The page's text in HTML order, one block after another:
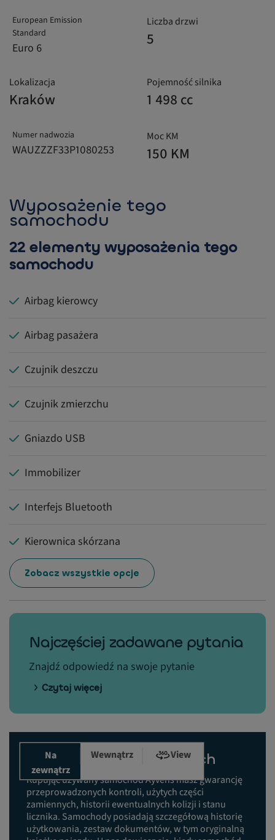
European Emission
Standard
Euro 6
Liczba drzwi
5
Lokalizacja
Kraków
Pojemność silnika
1 498 cc
Numer nadwozia
WAUZZZF33P1080253
Moc KM
150 KM
Wyposażenie tego
samochodu
22 elementy wyposażenia tego
samochodu
Airbag kierowcy
Airbag pasażera
Czujnik deszczu
Czujnik zmierzchu
Gniazdo USB
Immobilizer
Interfejs Bluetooth
Kierownica skórzana
Zobacz wszystkie opcje
Najczęściej zadawane pytania
Znajdź odpowiedź na swoje pytanie
Czytaj więcej
Na
zewnątrz
Wewnątrz View
Historia prac serwisowych
Kupując używany samochód Ayvens masz gwarancję
przeprowadzonych kontroli, użytych części
zamiennych, historii ewentualnych kolizji i stanu
licznika. Samochody posiadają szczegółową historię
użytkowania, zestaw dokumentów, w tym oryginalną